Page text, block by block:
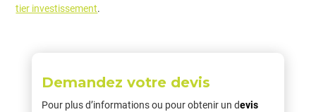
tier investissement.
Demandez votre devis
Pour plus d’informations ou pour obtenir un devis